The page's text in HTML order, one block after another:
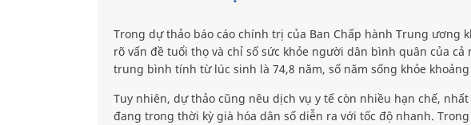
Trong dự thảo báo cáo chính trị của Ban Chấp hành Trung ương
rõ vấn đề tuổi thọ và chỉ số sức khỏe người dân bình quân của
trung bình tính từ lúc sinh là 74,8 năm, số năm sống khỏe khoảng
Tuy nhiên, dự thảo cũng nêu dịch vụ y tế còn nhiều hạn chế,
đang trong thời kỳ già hóa dân số diễn ra với tốc độ nhanh.